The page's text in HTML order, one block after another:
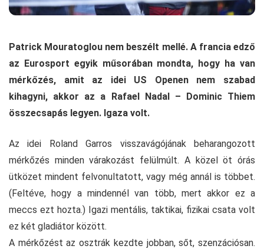
Patrick Mouratoglou nem beszélt mellé. A francia edző
az Eurosport egyik műsorában mondta, hogy ha van
mérkőzés, amit az idei US Openen nem szabad
kihagyni, akkor az a Rafael Nadal – Dominic Thiem
összecsapás legyen. Igaza volt.
Az idei Roland Garros visszavágójának beharangozott
mérkőzés minden várakozást felülmúlt. A közel öt órás
ütközet mindent felvonultatott, vagy még annál is többet.
(Feltéve, hogy a mindennél van több, mert akkor ez a
meccs ezt hozta.) Igazi mentális, taktikai, fizikai csata volt
ez két gladiátor között.
A mérkőzést az osztrák kezdte jobban, sőt, szenzációsan.